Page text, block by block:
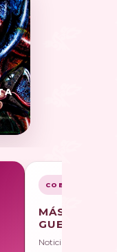
COBERTURA
MÁS SOBRE
Noticias, galerías y